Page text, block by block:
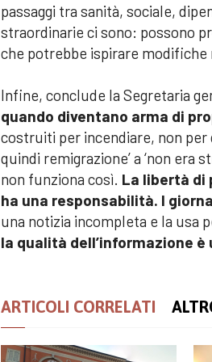
passaggi tra sanità, sociale,
straordinarie ci sono: possono
che potrebbe ispirare
Infine, conclude la Segretaria
quando diventano arma di
costruiti per incendiare, non per
quindi remigrazione’ a ‘non era
non funziona così. La libertà di
ha una responsabilità. I
una notizia incompleta e la usa
la qualità dell’informazione è
ARTICOLI CORRELATI